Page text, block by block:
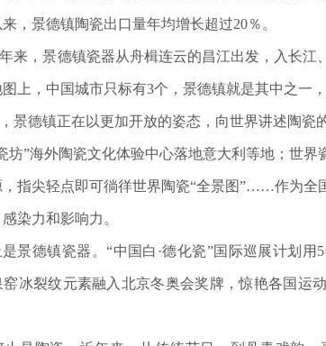
来，景德镇陶瓷出口量年均增长超过20％。
，景德镇瓷器从舟楫连云的昌江出发，入长江
上，中国城市只标有3个，景德镇就是其中之一，
德镇正在以更加开放的姿态，向世界讲述陶瓷的
坊”海外陶瓷文化体验中心落地意大利等地；世界
指尖轻点即可徜徉世界陶瓷“全景图”……作为全
染力和影响力。
德镇瓷器。“中国白·德化瓷”国际巡展计划用
窑冰裂纹元素融入北京冬奥会奖牌，惊艳各国